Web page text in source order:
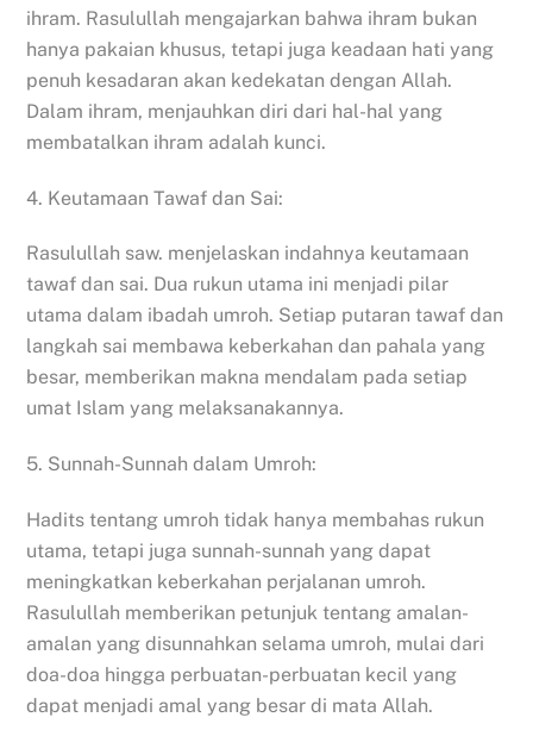
ihram. Rasulullah mengajarkan bahwa ihram bukan
hanya pakaian khusus, tetapi juga keadaan hati yang
penuh kesadaran akan kedekatan dengan Allah.
Dalam ihram, menjauhkan diri dari hal-hal yang
membatalkan ihram adalah kunci.
4. Keutamaan Tawaf dan Sai:
Rasulullah saw. menjelaskan indahnya keutamaan
tawaf dan sai. Dua rukun utama ini menjadi pilar
utama dalam ibadah umroh. Setiap putaran tawaf dan
langkah sai membawa keberkahan dan pahala yang
besar, memberikan makna mendalam pada setiap
umat Islam yang melaksanakannya.
5. Sunnah-Sunnah dalam Umroh:
Hadits tentang umroh tidak hanya membahas rukun
utama, tetapi juga sunnah-sunnah yang dapat
meningkatkan keberkahan perjalanan umroh.
Rasulullah memberikan petunjuk tentang amalan-
amalan yang disunnahkan selama umroh, mulai dari
doa-doa hingga perbuatan-perbuatan kecil yang
dapat menjadi amal yang besar di mata Allah.